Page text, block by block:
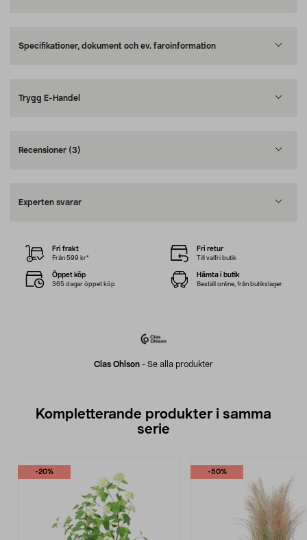
Specifikationer, dokument och ev. faroinformation
Trygg E-Handel
Recensioner (3)
Experten svarar
Clas Ohlson - Se alla produkter
Fri frakt
Från 599 kr*
Fri retur
Till valfri butik
Öppet köp
365 dagar öppet köp
Hämta i butik
Beställ online, från butikslager
Kompletterande produkter i samma
serie
-20% -50%